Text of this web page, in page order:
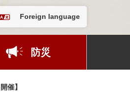
Foreign language
防災
催】